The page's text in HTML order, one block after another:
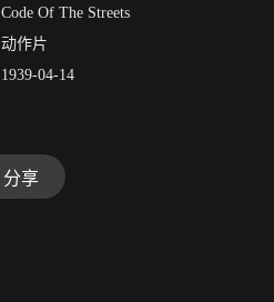
Code Of The Streets
动作片
1939-04-14
分享